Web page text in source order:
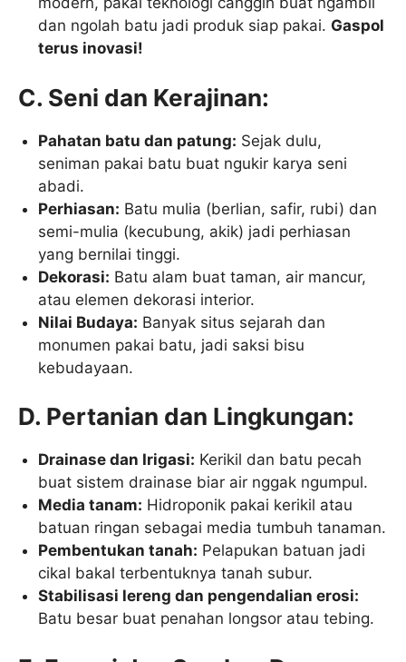
dan ngolah batu jadi produk siap pakai. Gaspol
terus inovasi!
C. Seni dan Kerajinan:
Pahatan batu dan patung: Sejak dulu,
seniman pakai batu buat ngukir karya seni
abadi.
Perhiasan: Batu mulia (berlian, safir, rubi) dan
semi-mulia (kecubung, akik) jadi perhiasan
yang bernilai tinggi.
Dekorasi: Batu alam buat taman, air mancur,
atau elemen dekorasi interior.
Nilai Budaya: Banyak situs sejarah dan
monumen pakai batu, jadi saksi bisu
kebudayaan.
D. Pertanian dan Lingkungan:
Drainase dan Irigasi: Kerikil dan batu pecah
buat sistem drainase biar air nggak ngumpul.
Media tanam: Hidroponik pakai kerikil atau
batuan ringan sebagai media tumbuh tanaman.
Pembentukan tanah: Pelapukan batuan jadi
cikal bakal terbentuknya tanah subur.
Stabilisasi lereng dan pengendalian erosi:
Batu besar buat penahan longsor atau tebing.